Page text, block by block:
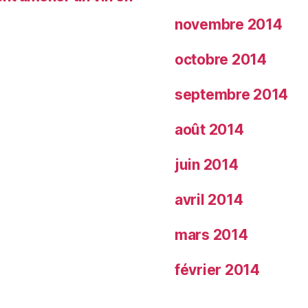
novembre 2014
octobre 2014
septembre 2014
août 2014
juin 2014
avril 2014
mars 2014
février 2014